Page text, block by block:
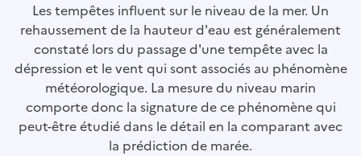
Les tempêtes influent sur le niveau de la mer. Un
rehaussement de la hauteur d'eau est généralement
constaté lors du passage d'une tempête avec la
dépression et le vent qui sont associés au phénomène
météorologique. La mesure du niveau marin
comporte donc la signature de ce phénomène qui
peut-être étudié dans le détail en la comparant avec
la prédiction de marée.